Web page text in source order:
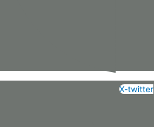
X-twitter